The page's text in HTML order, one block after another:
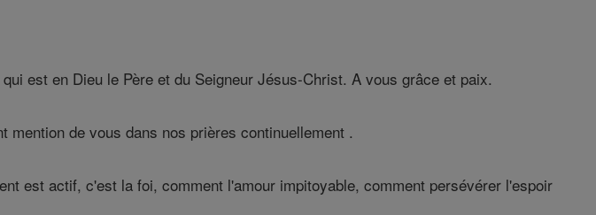
est en Dieu le Père et du Seigneur Jésus-Christ. A vous grâce et paix.
de vous dans nos prières continuellement .
est actif, c'est la foi, comment l'amour impitoyable, comment persévérer l'espoir